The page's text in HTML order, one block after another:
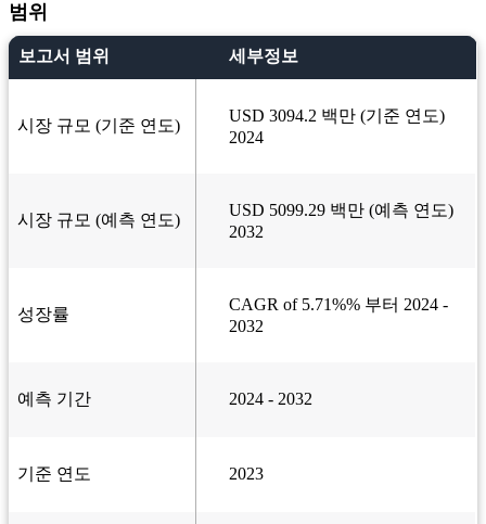
범위
보고서 범위 세부정보
시장 규모 (기준 연도)
USD 3094.2 백만 (기준 연도)
2024
시장 규모 (예측 연도)
USD 5099.29 백만 (예측 연도)
2032
성장률
CAGR of 5.71%% 부터 2024 -
2032
예측 기간 2024 - 2032
기준 연도 2023